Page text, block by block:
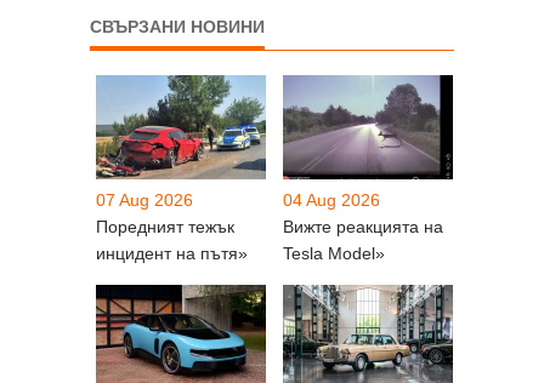
СВЪРЗАНИ НОВИНИ
07 Aug 2026
Поредният тежък
инцидент на пътя»
04 Aug 2026
Вижте реакцията на
Tesla Model»